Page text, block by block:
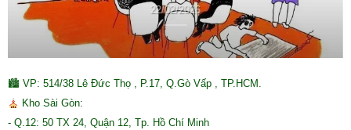
22/02/2026
🏙 VP: 514/38 Lê Đức Thọ , P.17, Q.Gò Vấp , TP.HCM.
Kho Sài Gòn:
- Q.12: 50 TX 24, Quận 12, Tp. Hồ Chí Minh